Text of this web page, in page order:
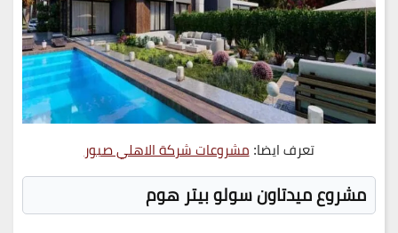
تعرف ايضا:مشروعات شركة الاهلي صبور
مشروع ميدتاون سولو بيتر هوم